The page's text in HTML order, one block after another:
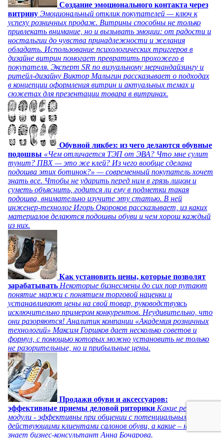
Создание эмоционального контакта через
витрину Эмоциональный отклик покупателей — ключ к
успеху розничных продаж. Витрины способны не только
привлекать внимание, но и вызывать эмоции: от радости и
ностальгии до чувства принадлежности и желания
обладать. Использование психологических триггеров в
дизайне витрин помогает превратить прохожего в
покупателя. Эксперт SR по визуальному мерчандайзингу и
ритейл-дизайну Виктор Малыгин рассказывает о подходах
в концепции оформления витрин и актуальных темах и
сюжетах для презентации товара в витринах.
Обувной ликбез: из чего делаются обувные
подошвы «Чем отличается ТЭП от ЭВА? Что мне сулит
тунит? ПВХ — это же клей? Из чего вообще сделана
подошва этих ботинок?» — современный покупатель хочет
знать все. Чтобы не ударить перед ним в грязь лицом и
суметь объяснить, годится ли ему в подметки такая
подошва, внимательно изучите эту статью. В ней
инженер-технолог Игорь Окороков рассказывает, из каких
материалов делаются подошвы обуви и чем хорош каждый
из них.
Как установить цены, которые позволят
зарабатывать Некоторые бизнесмены до сих пор путают
понятие маржи с понятием торговой наценки и
устанавливают цены на свой товар, руководствуясь
исключительно примером конкурентов. Неудивительно, что
они разоряются! Аналитик компании «Академия розничных
технологий» Максим Горшков дает несколько советов и
формул, с помощью которых можно установить не только
не разорительные, но и прибыльные цены.
Продажи обуви и аксессуаров:
эффективные приемы деловой риторики Какие речевые
модули - эффективны при общении с потенциальными и
действующими клиентами салонов обуви, а какие – нет,
знает бизнес-консультант Анна Бочарова.